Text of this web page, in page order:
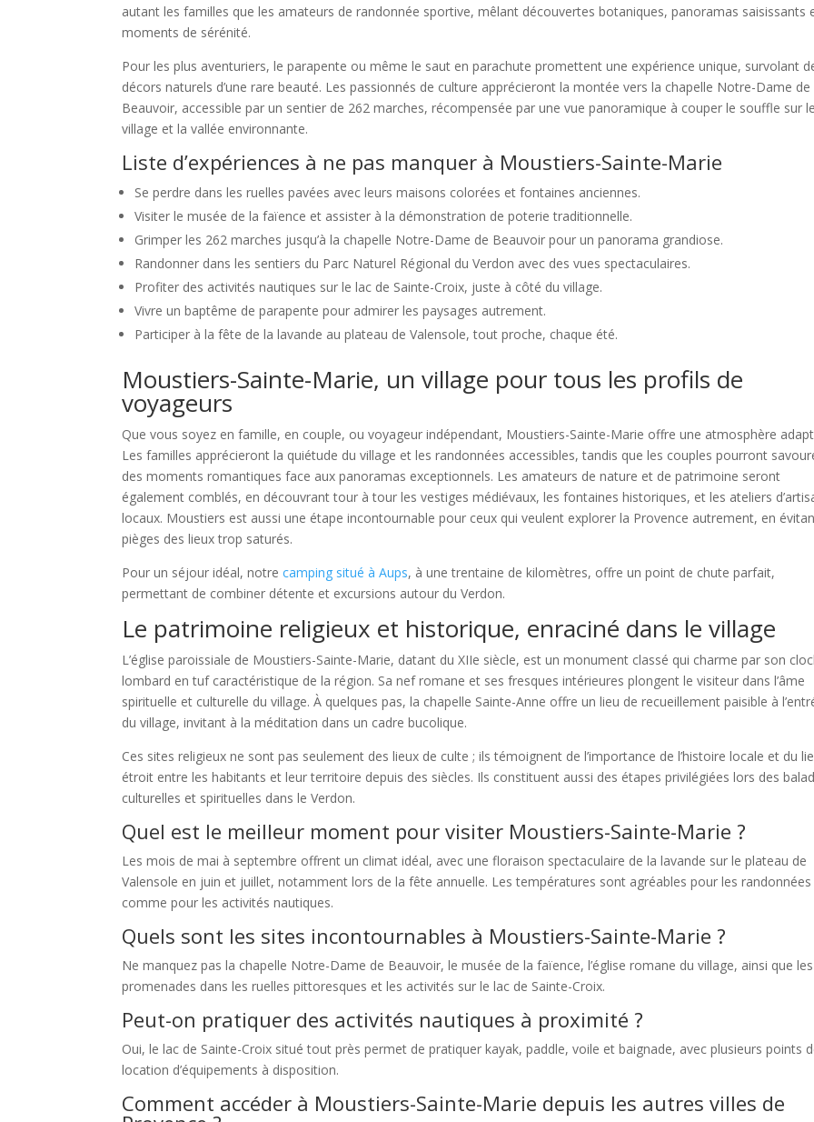
autant les familles que les amateurs de randonnée sportive, mêlant découvertes botaniques, panoramas saisissants
moments de sérénité.
Pour les plus aventuriers, le parapente ou même le saut en parachute promettent une expérience unique, survolant
décors naturels d’une rare beauté. Les passionnés de culture apprécieront la montée vers la chapelle Notre-Dame de
Beauvoir, accessible par un sentier de 262 marches, récompensée par une vue panoramique à couper le souffle sur le
village et la vallée environnante.
Liste d’expériences à ne pas manquer à Moustiers-Sainte-Marie
Se perdre dans les ruelles pavées avec leurs maisons colorées et fontaines anciennes.
Visiter le musée de la faïence et assister à la démonstration de poterie traditionnelle.
Grimper les 262 marches jusqu’à la chapelle Notre-Dame de Beauvoir pour un panorama grandiose.
Randonner dans les sentiers du Parc Naturel Régional du Verdon avec des vues spectaculaires.
Profiter des activités nautiques sur le lac de Sainte-Croix, juste à côté du village.
Vivre un baptême de parapente pour admirer les paysages autrement.
Participer à la fête de la lavande au plateau de Valensole, tout proche, chaque été.
Moustiers-Sainte-Marie, un village pour tous les profils de
voyageurs
Que vous soyez en famille, en couple, ou voyageur indépendant, Moustiers-Sainte-Marie offre une atmosphère
Les familles apprécieront la quiétude du village et les randonnées accessibles, tandis que les couples pourront
des moments romantiques face aux panoramas exceptionnels. Les amateurs de nature et de patrimoine seront
également comblés, en découvrant tour à tour les vestiges médiévaux, les fontaines historiques, et les ateliers
locaux. Moustiers est aussi une étape incontournable pour ceux qui veulent explorer la Provence autrement, en
pièges des lieux trop saturés.
Pour un séjour idéal, notrecamping situé à Aups, à une trentaine de kilomètres, offre un point de chute parfait,
permettant de combiner détente et excursions autour du Verdon.
Le patrimoine religieux et historique, enraciné dans le village
L’église paroissiale de Moustiers-Sainte-Marie, datant du XIIe siècle, est un monument classé qui charme par son
lombard en tuf caractéristique de la région. Sa nef romane et ses fresques intérieures plongent le visiteur dans l’âme
spirituelle et culturelle du village. À quelques pas, la chapelle Sainte-Anne offre un lieu de recueillement paisible à
du village, invitant à la méditation dans un cadre bucolique.
Ces sites religieux ne sont pas seulement des lieux de culte ; ils témoignent de l’importance de l’histoire locale et du
étroit entre les habitants et leur territoire depuis des siècles. Ils constituent aussi des étapes privilégiées lors des
culturelles et spirituelles dans le Verdon.
Quel est le meilleur moment pour visiter Moustiers-Sainte-Marie ?
Les mois de mai à septembre offrent un climat idéal, avec une floraison spectaculaire de la lavande sur le plateau de
Valensole en juin et juillet, notamment lors de la fête annuelle. Les températures sont agréables pour les randonnées
comme pour les activités nautiques.
Quels sont les sites incontournables à Moustiers-Sainte-Marie ?
Ne manquez pas la chapelle Notre-Dame de Beauvoir, le musée de la faïence, l’église romane du village, ainsi que les
promenades dans les ruelles pittoresques et les activités sur le lac de Sainte-Croix.
Peut-on pratiquer des activités nautiques à proximité ?
Oui, le lac de Sainte-Croix situé tout près permet de pratiquer kayak, paddle, voile et baignade, avec plusieurs points
location d’équipements à disposition.
Comment accéder à Moustiers-Sainte-Marie depuis les autres villes de